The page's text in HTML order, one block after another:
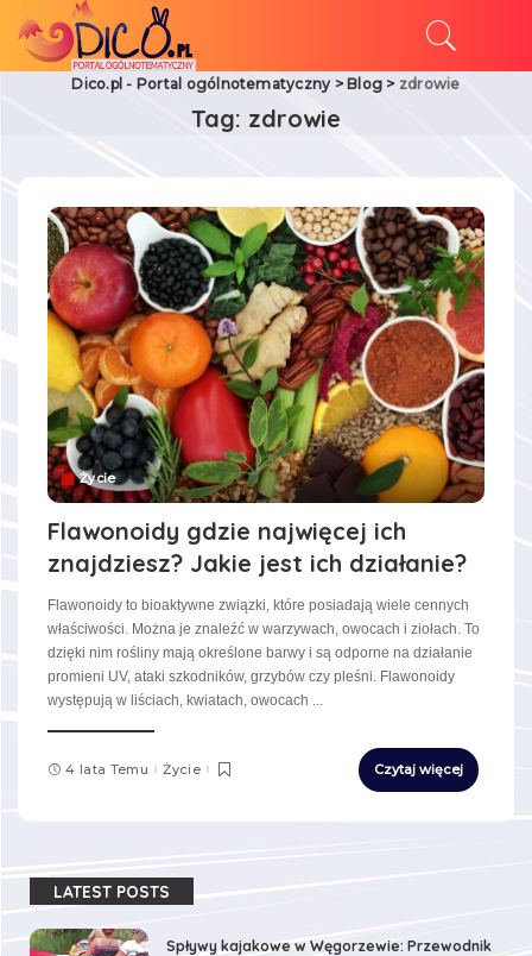
Dico.pl - Portal ogólnotematyczny > Blog > zdrowie
Tag: zdrowie
Życie
Flawonoidy gdzie najwięcej ich
znajdziesz? Jakie jest ich działanie?
Flawonoidy to bioaktywne związki, które posiadają wiele cennych
właściwości. Można je znaleźć w warzywach, owocach i ziołach. To
dzięki nim rośliny mają określone barwy i są odporne na działanie
promieni UV, ataki szkodników, grzybów czy pleśni. Flawonoidy
występują w liściach, kwiatach, owocach
4 lata Temu Życie Czytaj więcej
LATEST POSTS
Spływy kajakowe w Węgorzewie: Przewodnik